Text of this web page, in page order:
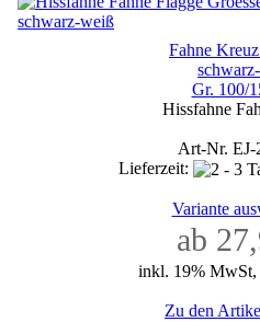
Fahne
Gr. 100/
Hissfahne
Art-Nr. EJ-
Lieferzeit:
Variante
ab
inkl. 19% MwSt,
Zu den